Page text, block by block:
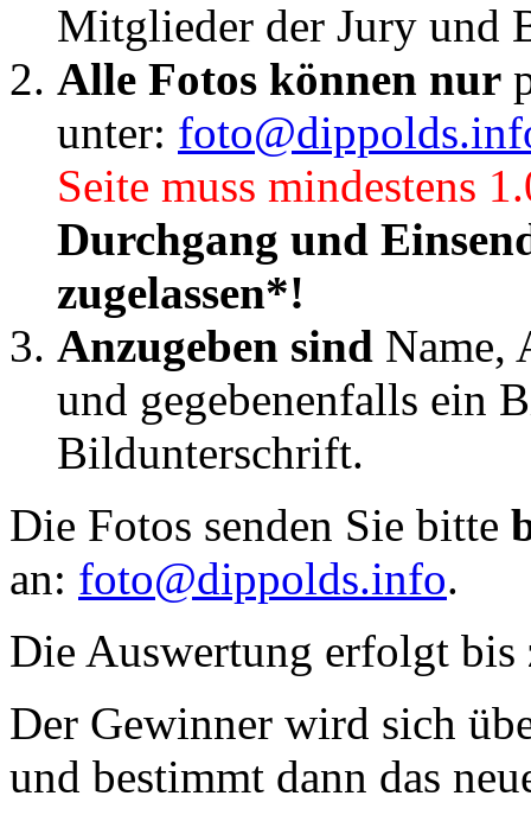
Mitglieder der Jury und
Alle Fotos können nur
unter:
Seite muss mindestens
Durchgang und
zugelassen*!
Anzugeben sind Name,
und gegebenenfalls ein
Bildunterschrift.
Die Fotos senden Sie bitte
an: foto@dippolds.info.
Die Auswertung erfolgt
Der Gewinner wird sich
und bestimmt dann das